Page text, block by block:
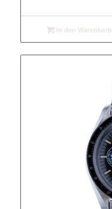
In den Warenkorb